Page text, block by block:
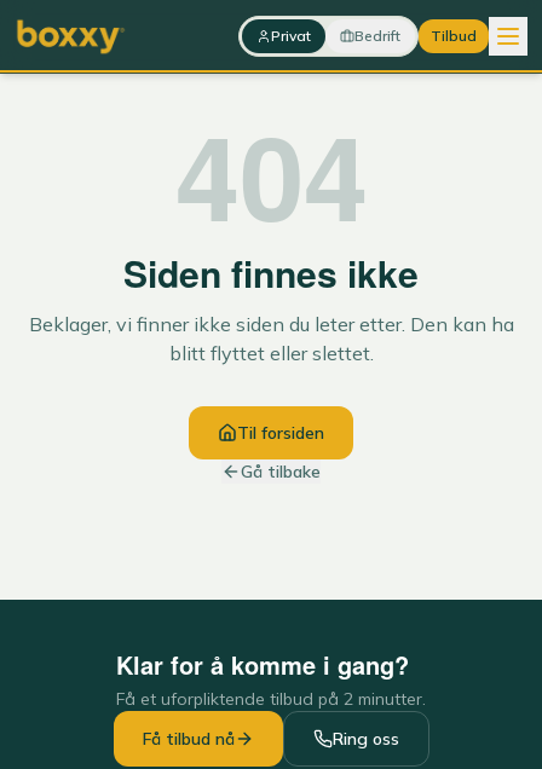
Hopp til innhold
Privat Bedrift Tilbud
404
Siden finnes ikke
Beklager, vi finner ikke siden du leter etter. Den kan ha
blitt flyttet eller slettet.
Til forsiden
Gå tilbake
Klar for å komme i gang?
Få et uforpliktende tilbud på 2 minutter.
Få tilbud nå
Ring oss